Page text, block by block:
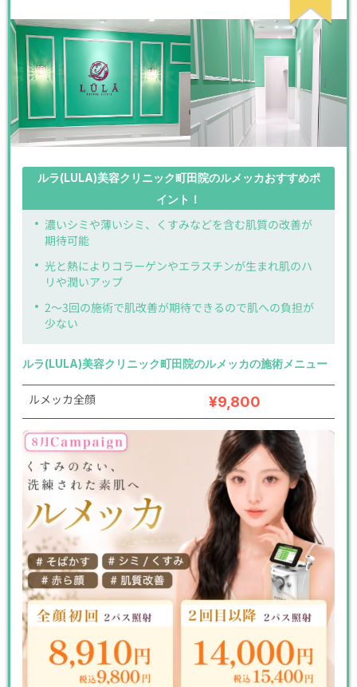
ルラ(LULA)美容クリニック町田院のルメッカおすすめポ
イント！
濃いシミや薄いシミ、くすみなどを含む肌質の改善が
期待可能
光と熱によりコラーゲンやエラスチンが生まれ肌のハ
リや潤いアップ
2〜3回の施術で肌改善が期待できるので肌への負担が
少ない
ルラ(LULA)美容クリニック町田院のルメッカの施術メニュー
ルメッカ全顔 ¥9,800